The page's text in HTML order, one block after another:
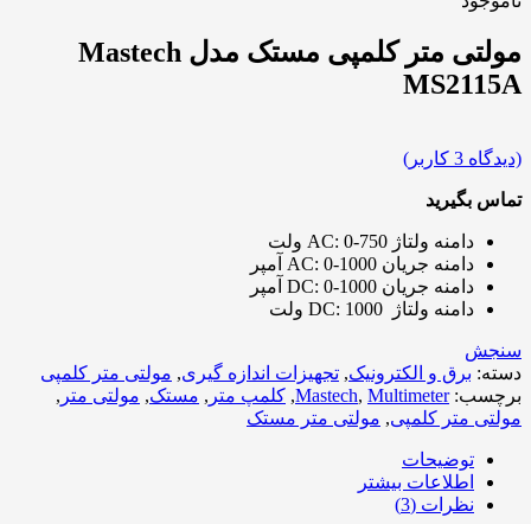
مولتی متر کلمپی مستک مدل Mastech
MS2115A
(دیدگاه 3 کاربر)
تماس بگیرید
دامنه ولتاژ AC: 0-750 ولت
دامنه جریان AC: 0-1000 آمپر
دامنه جریان DC: 0-1000 آمپر
دامنه ولتاژ DC: 1000 ولت
سنجش
دسته: برق و الکترونیک, تجهیزات اندازه گیری, مولتی متر کلمپی
برچسب:
Mastech, Multimeter
, کلمپ متر , مستک, مولتی متر ,
مولتی متر کلمپی, مولتی متر مستک
توضیحات
اطلاعات بیشتر
نظرات (3)